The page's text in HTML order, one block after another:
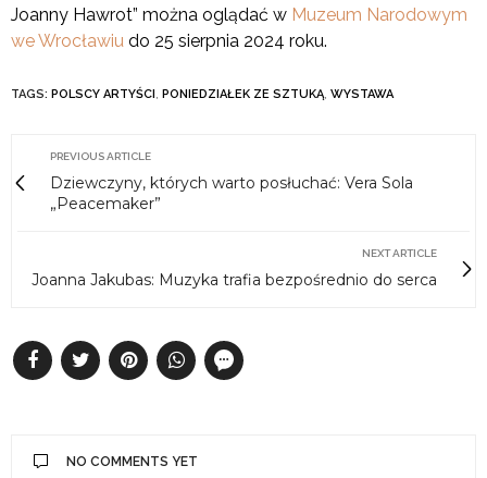
Joanny Hawrot” można oglądać w Muzeum Narodowym
we Wrocławiu do 25 sierpnia 2024 roku.
TAGS: POLSCY ARTYŚCI PONIEDZIAŁEK ZE SZTUKĄ WYSTAWA
PREVIOUS ARTICLE
Dziewczyny, których warto posłuchać: Vera Sola
„Peacemaker”
NEXT ARTICLE
Joanna Jakubas: Muzyka trafia bezpośrednio do serca
NO COMMENTS YET